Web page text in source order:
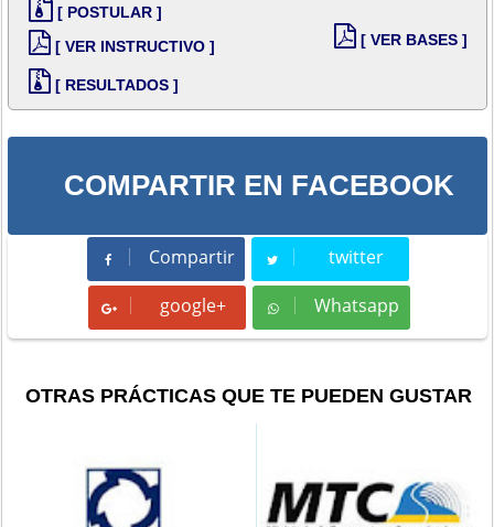
[ POSTULAR ]
[ VER INSTRUCTIVO ]
[ RESULTADOS ]
[ VER BASES ]
COMPARTIR EN FACEBOOK
Compartir
Compartir twitter
Tweet
google+ Whatsapp
Whatsapp
OTRAS PRÁCTICAS QUE TE PUEDEN GUSTAR